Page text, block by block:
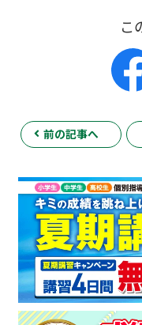
こ
前の記事へ